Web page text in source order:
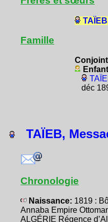
Famille
Conjoint
déc
TAÏEB,
Chronologie
Naissance: 1819 :
Annaba Empire
ALGÉRIE Régence